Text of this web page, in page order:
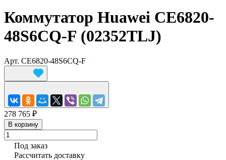
Коммутатор Huawei CE6820-
48S6CQ-F (02352TLJ)
Арт. CE6820-48S6CQ-F
278 765 ₽
В корзину
Под заказ
Рассчитать доставку